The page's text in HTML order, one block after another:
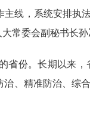
主线，系统安排执
常委会副秘书长孙
省份。长期以来，
、精准防治、